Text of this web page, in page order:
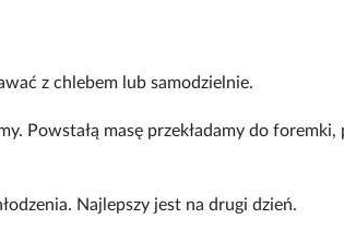
z chlebem lub samodzielnie.
Powstałą masę przekładamy do
Najlepszy jest na drugi dzień.